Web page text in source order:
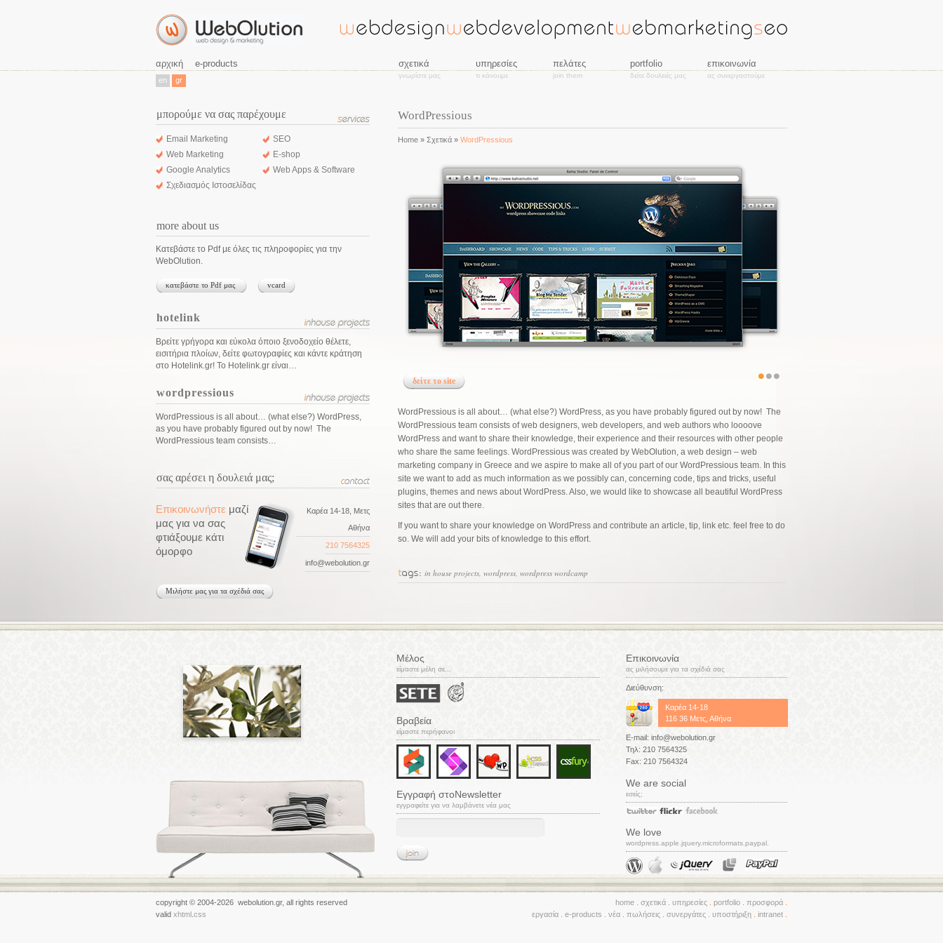
αρχική e-products σχετικά
γνωρίστε μας
υπηρεσίες
τι κάνουμε
πελάτες
join them
portfolio
δείτε δουλειές μας
επικοινωνία
ας συνεργαστούμε
en gr
WordPressious
Home » Σχετικά » WordPressious
δείτε το site
WordPressious is all about… (what else?) WordPress, as you have probably figured out by now! The
WordPressious team consists of web designers, web developers, and web authors who loooove
WordPress and want to share their knowledge, their experience and their resources with other people
who share the same feelings. WordPressious was created by WebOlution, a web design – web
marketing company in Greece and we aspire to make all of you part of our WordPressious team. In this
site we want to add as much information as we possibly can, concerning code, tips and tricks, useful
plugins, themes and news about WordPress. Also, we would like to showcase all beautiful WordPress
sites that are out there.
If you want to share your knowledge on WordPress and contribute an article, tip, link etc. feel free to do
so. We will add your bits of knowledge to this effort.
in house projects, wordpress, wordpress wordcamp
μπορούμε να σας παρέχουμε
Email Marketing
SEO
Web Marketing
E-shop
Google Analytics
Web Apps & Software
Σχεδιασμός Ιστοσελίδας
more about us
Κατεβάστε το Pdf με όλες τις πληροφορίες για την
WebOlution.
κατεβάστε το Pdf μας vcard
hotelink
Βρείτε γρήγορα και εύκολα όποιο ξενοδοχείο θέλετε,
εισιτήρια πλοίων, δείτε φωτογραφίες και κάντε κράτηση
στο Hotelink.gr! Το Hotelink.gr είναι…
wordpressious
WordPressious is all about… (what else?) WordPress,
as you have probably figured out by now! The
WordPressious team consists…
σας αρέσει η δουλειά μας;
Επικοινωνήστε μαζί
μας για να σας
φτιάξουμε κάτι
όμορφο
Καρέα 14-18, Μετς
Αθήνα
210 7564325
info@webolution.gr
Μιλήστε μας για τα σχέδιά σας
Μέλος
είμαστε μέλη σε...
Βραβεία
είμαστε περήφανοι
Εγγραφή στοNewsletter
εγγραφείτε για να λαμβάνετε νέα μας
Επικοινωνία
ας μιλήσουμε για τα σχέδιά σας
Διεύθυνση:
Καρέα 14-18
116 36 Μετς, Αθήνα
E-mail: info@webolution.gr
Τηλ: 210 7564325
Fax: 210 7564324
We are social
εσείς;
We love
wordpress.apple.jquery.microformats.paypal.
copyright © 2004-2026 webolution.gr, all rights reserved
valid xhtml css
home σχετικά υπηρεσίες portfolio
προσφορά
εργασία
e-products νέα πωλήσεις συνεργάτες υποστήριξη intranet